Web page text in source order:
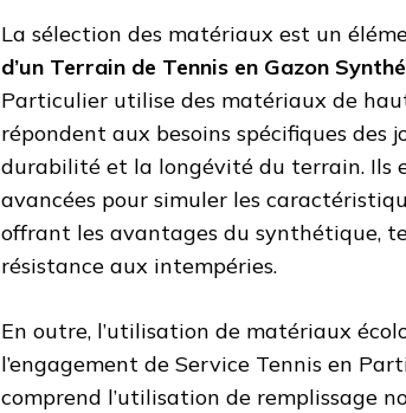
La sélection des matériaux est un
d’un Terrain de Tennis en Gazon
Particulier utilise des matériaux de
répondent aux besoins spécifiques des
durabilité et la longévité du terrain. Ils
avancées pour simuler les
offrant les avantages du synthétique,
résistance aux intempéries.
En outre, l’utilisation de matériaux
l’engagement de Service Tennis en
comprend l’utilisation de remplissage